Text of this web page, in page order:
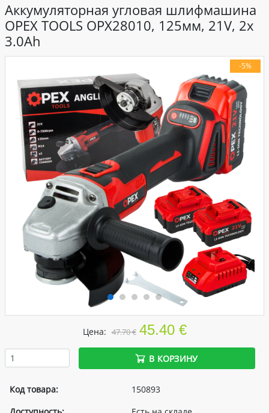
Аккумуляторная угловая шлифмашина
OPEX TOOLS OPX28010, 125мм, 21V, 2x
3.0Ah
-5%
Цена: 47.70 € 45.40 €
В КОРЗИНУ
Код товара:
150893